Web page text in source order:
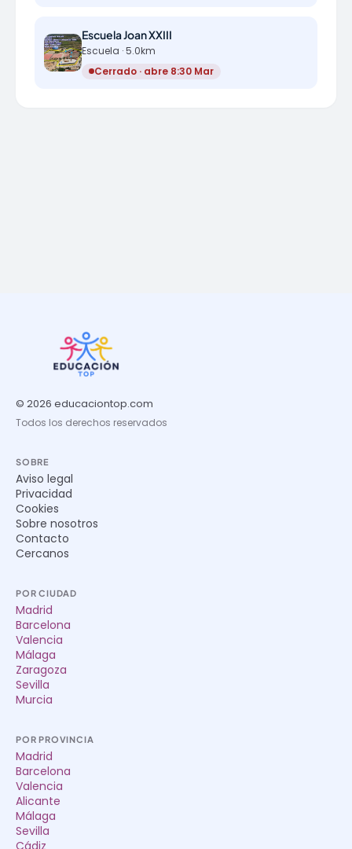
Escuela Joan XXIII
Escuela · 5.0km
Cerrado · abre 8:30 Mar
© 2026 educaciontop.com
Todos los derechos reservados
SOBRE
Aviso legal
Privacidad
Cookies
Sobre nosotros
Contacto
Cercanos
POR CIUDAD
Madrid
Barcelona
Valencia
Málaga
Zaragoza
Sevilla
Murcia
POR PROVINCIA
Madrid
Barcelona
Valencia
Alicante
Málaga
Sevilla
Cádiz